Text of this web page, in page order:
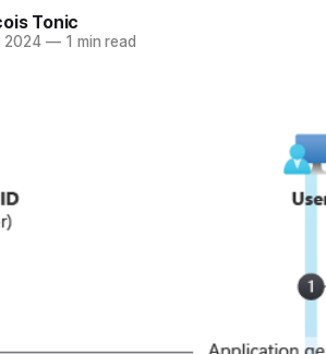
Tonic
2024 —1 min read